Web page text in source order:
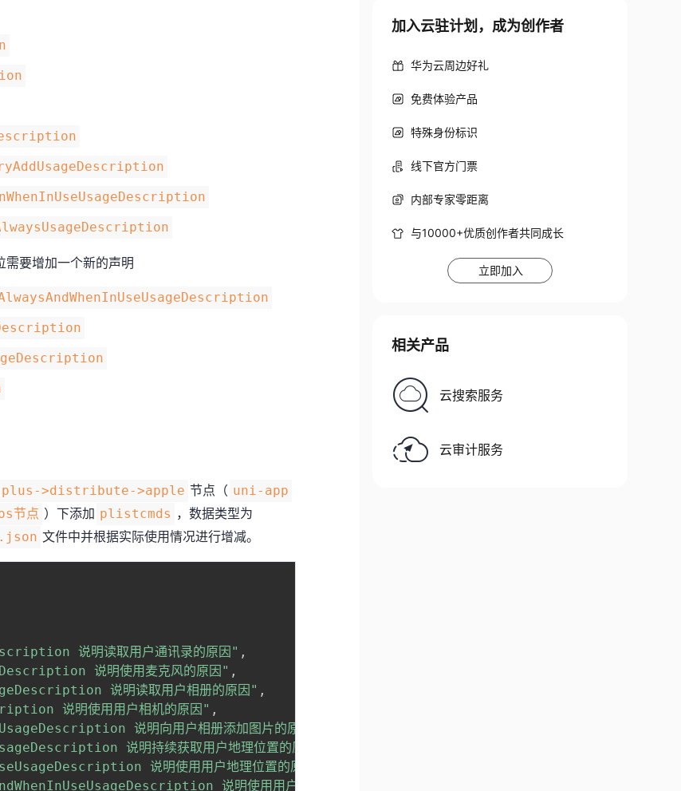
需要增加一个新的声明
plus->distribute->apple 节点（ uni-app
点 ）下添加 plistcmds ，数据类型为
文件中并根据实际使用情况进行增减。
说明读取用户通讯录的原因" ,
说明使用麦克风的原因" ,
说明读取用户相册的原因" ,
说明使用用户相机的原因" ,
说明向用户相册添加图片的原因"
说明持续获取用户地理位置的原因"
说明使用用户地理位置的原因"
说明使用用户地理位置的原因"
加入云驻计划，成为创作者
华为云周边好礼
免费体验产品
特殊身份标识
线下官方门票
内部专家零距离
与10000+优质创作者共同成长
立即加入
相关产品
云搜索服务
云审计服务